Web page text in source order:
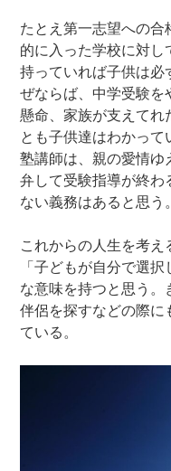
たとえ第一志望への合
的に入った学校に対し
持っていれば子供は必
ぜならば、中学受験を
懸命、家族が支えてれ
とも子供達はわかって
塾講師は、親の愛情ゆ
弁して受験指導が終わ
ない義務はあると思う。
これからの人生を考え
「子どもが自分で選
な意味を持つと思う。
伴侶を探すなどの際に
ている。